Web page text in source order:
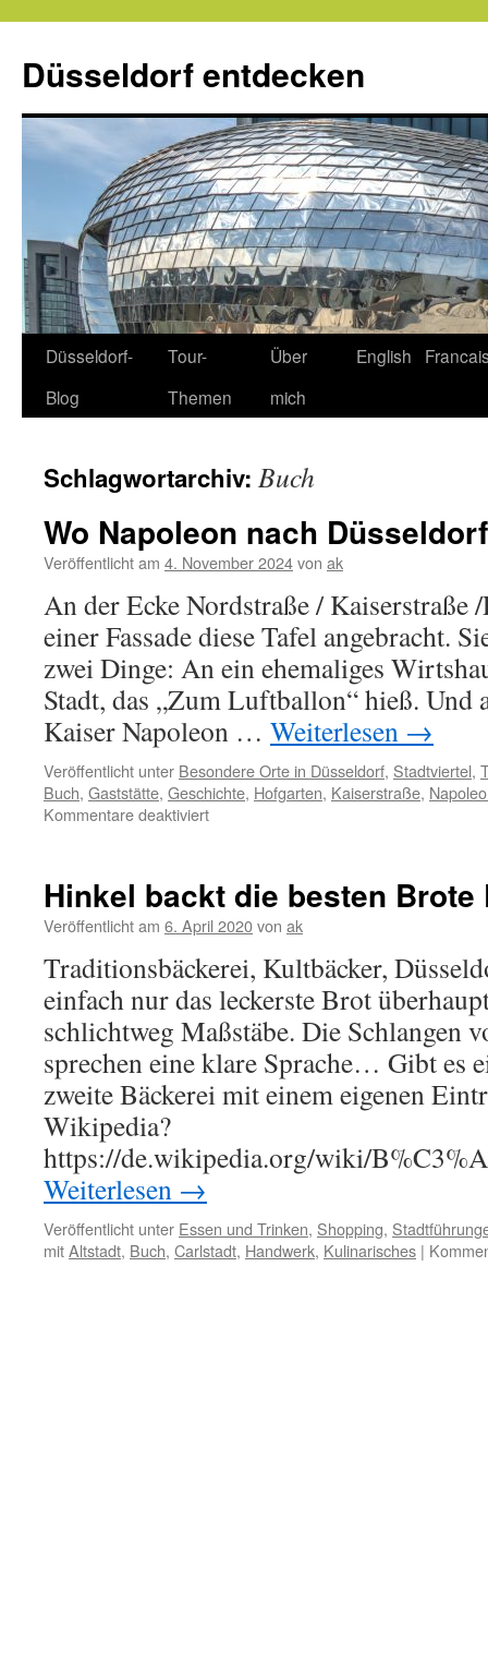
springen
Düsseldorf entdecken
Düsseldorf-
Blog
Tour-
Themen
Über
mich
English
Schlagwortarchiv: Buch
Wo Napoleon nach
Veröffentlicht am 4. November 2024von ak
An der Ecke Nordstraße / Kaiserstraße
einer Fassade diese Tafel angebracht.
zwei Dinge: An ein ehemaliges
Stadt, das „Zum Luftballon“ hieß.
Kaiser Napoleon … Weiterlesen →
Veröffentlicht unter Besondere Orte in Düsseldorf, Stadtviertel,
Buch, Gaststätte, Geschichte, Hofgarten, Kaiserstraße,
Kommentare deaktiviertfür
Düsseldorf
hinein
Hinkel backt die besten
Veröffentlicht am 6. April 2020von ak
Traditionsbäckerei, Kultbäcker,
einfach nur das leckerste Brot
schlichtweg Maßstäbe. Die Schlangen
sprechen eine klare Sprache… Gibt es
zweite Bäckerei mit einem eigenen
Wikipedia?
https://de.wikipedia.org/wiki/
Weiterlesen →
Veröffentlicht unter Essen und Trinken, Shopping,
mitAltstadt, Buch, Carlstadt, Handwerk, Kulinarisches |